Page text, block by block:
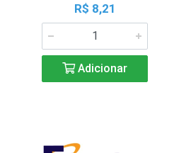
R$ 8,21
Adicionar